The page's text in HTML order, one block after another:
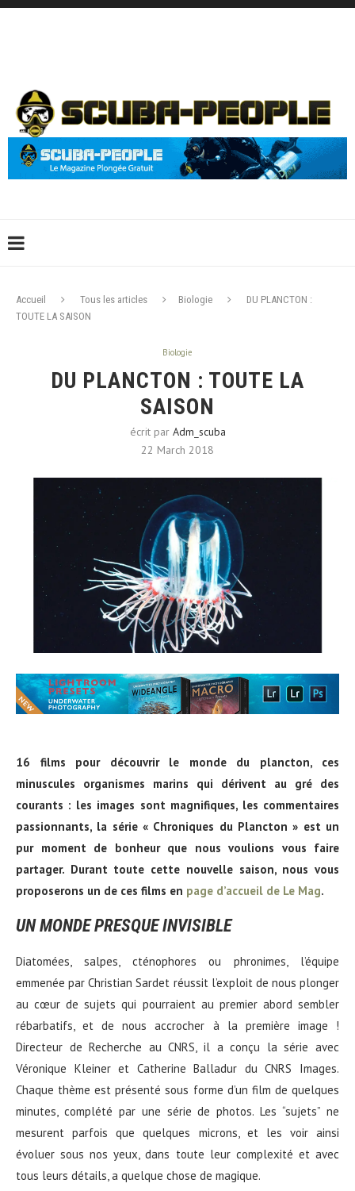
Accueil Tous les articles Biologie
DU PLANCTON :
TOUTE LA SAISON
Biologie
DU PLANCTON : TOUTE LA
SAISON
écrit par Adm_scuba
22 March 2018
16 films pour découvrir le monde du plancton, ces
minuscules organismes marins qui dérivent au gré des
courants : les images sont magnifiques, les commentaires
passionnants, la série « Chroniques du Plancton » est un
pur moment de bonheur que nous voulions vous faire
partager. Durant toute cette nouvelle saison, nous vous
proposerons un de ces films en page d’accueil de Le Mag.
UN MONDE PRESQUE INVISIBLE
Diatomées, salpes, cténophores ou phronimes, l’équipe
emmenée par Christian Sardet réussit l’exploit de nous plonger
au cœur de sujets qui pourraient au premier abord sembler
rébarbatifs, et de nous accrocher à la première image !
Directeur de Recherche au CNRS, il a conçu la série avec
Véronique Kleiner et Catherine Balladur du CNRS Images.
Chaque thème est présenté sous forme d’un film de quelques
minutes, complété par une série de photos. Les “sujets” ne
mesurent parfois que quelques microns, et les voir ainsi
évoluer sous nos yeux, dans toute leur complexité et avec
tous leurs détails, a quelque chose de magique.